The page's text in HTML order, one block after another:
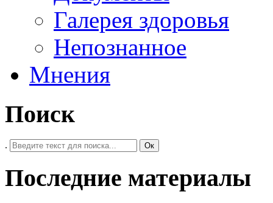
Галерея здоровья
Непознанное
Мнения
Поиск
. Ок
Последние материалы